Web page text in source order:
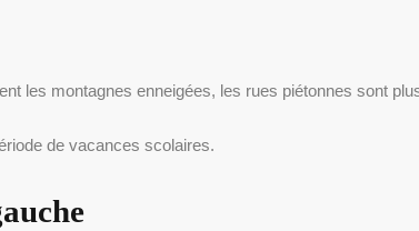
les montagnes enneigées, les rues piétonnes sont
de vacances scolaires.